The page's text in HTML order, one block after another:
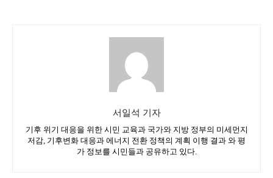
서일석 기자
기후 위기 대응을 위한 시민 교육과 국가와 지방 정부의 미세먼지
저감, 기후변화 대응과 에너지 전환 정책의 계획 이행 결과 와 평
가 정보를 시민들과 공유하고 있다.